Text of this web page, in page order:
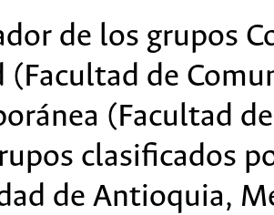
de los grupos
(Facultad de
(Facultad
clasificados
de Antioquia,